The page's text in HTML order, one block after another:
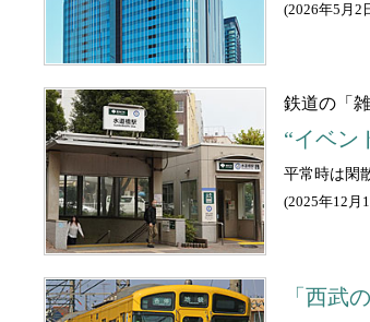
(2026年5月2
鉄道の「
“イベン
平常時は閑
(2025年12月
「西武